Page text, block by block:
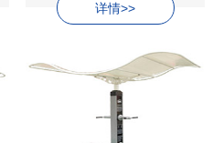
详情>>